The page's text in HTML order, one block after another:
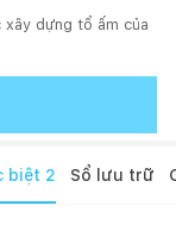
dựng tổ ấm của
biệt 2 Sổ lưu trữ